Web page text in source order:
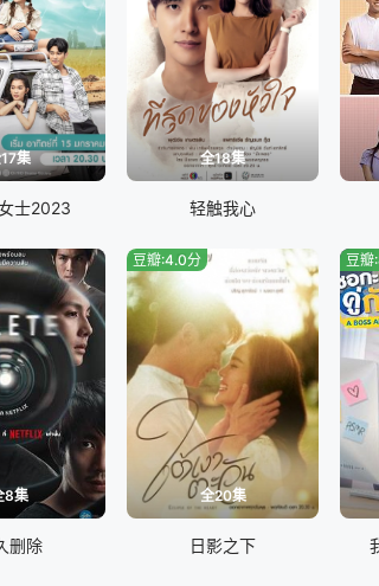
集
士2023
全18集
轻触我心
8集
删除
全20集
豆瓣:4.0分
日影之下
豆